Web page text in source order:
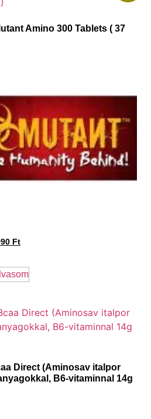
Amino 300 Tablets ( 37
Ft
Direct (Aminosav italpor
B6-vitaminnal 14g